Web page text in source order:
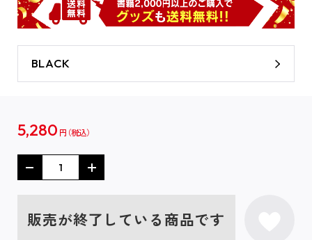
BLACK
5,280 円
販売が終了している商品です